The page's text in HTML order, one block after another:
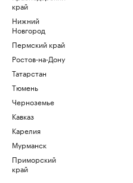
край
Нижний
Новгород
Пермский край
Ростов-на-Дону
Татарстан
Тюмень
Черноземье
Кавказ
Карелия
Мурманск
Приморский
край